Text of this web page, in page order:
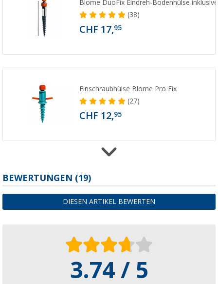
Blome DuoFix Eindreh-Bodenhülse
(38)
CHF 17,95
Einschraubhülse Blome Pro Fix
(27)
CHF 12,95
Durchmesser
(9)
CHF 10,95
BEWERTUNGEN (19)
DIESEN ARTIKEL BEWERTEN
3.74 / 5